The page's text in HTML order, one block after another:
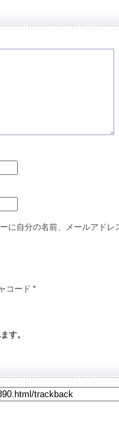
に自分の名前、メールアドレ
コード *
す。